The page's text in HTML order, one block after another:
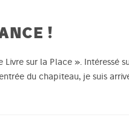
!
sur la Place ». Intéressé
du chapiteau, je suis